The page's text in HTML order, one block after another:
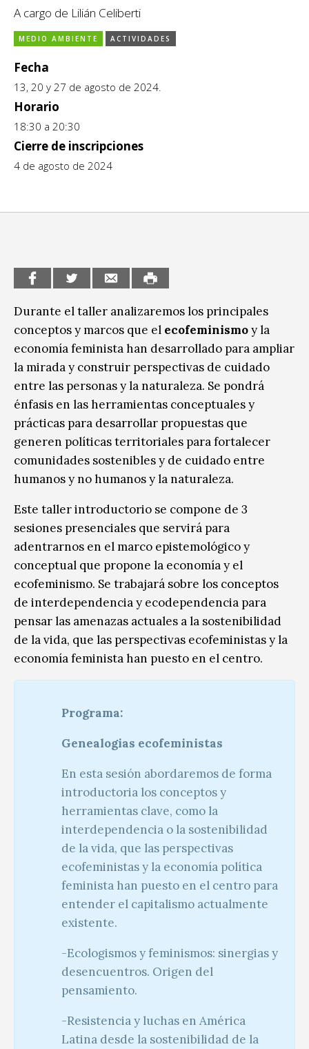
CCE en el interior/libros
Espacio itinerante de lectura infantil
Exposiciones
Género y Diversidad
Infantil y Juvenil
Letras
Medio Ambiente
Música
A cargo de Lilián Celiberti
MEDIO AMBIENTE ACTIVIDADES
Fecha
13, 20 y 27 de agosto de 2024.
Horario
18:30 a 20:30
Cierre de inscripciones
4 de agosto de 2024
Durante el taller analizaremos los principales
conceptos y marcos que el ecofeminismoy la
economía feminista han desarrollado para ampliar
la mirada y construir perspectivas de cuidado
entre las personas y la naturaleza. Se pondrá
énfasis en las herramientas conceptuales y
prácticas para desarrollar propuestas que
generen políticas territoriales para fortalecer
comunidades sostenibles y de cuidado entre
humanos y no humanos y la naturaleza.
Este taller introductorio se compone de 3
sesiones presenciales que servirá para
adentrarnos en el marco epistemológico y
conceptual que propone la economía y el
ecofeminismo. Se trabajará sobre los conceptos
de interdependencia y ecodependencia para
pensar las amenazas actuales a la sostenibilidad
de la vida, que las perspectivas ecofeministas y la
economía feminista han puesto en el centro.
Programa:
Genealogias ecofeministas
En esta sesión abordaremos de forma
introductoria los conceptos y
herramientas clave, como la
interdependencia o la sostenibilidad
de la vida, que las perspectivas
ecofeministas y la economía política
feminista han puesto en el centro para
entender el capitalismo actualmente
existente.
-Ecologismos y feminismos: sinergias y
desencuentros. Origen del
pensamiento.
-Resistencia y luchas en América
Latina desde la sostenibilidad de la